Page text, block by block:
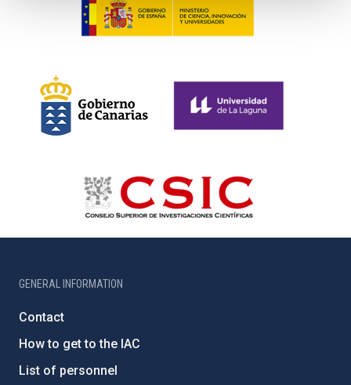
GENERAL INFORMATION
Contact
How to get to the IAC
List of personnel